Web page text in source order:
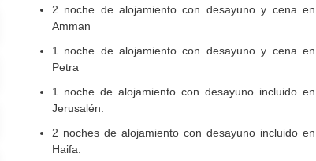
2 noche de alojamiento con desayuno y cena en
Amman
1 noche de alojamiento con desayuno y cena en
Petra
1 noche de alojamiento con desayuno incluido en
Jerusalén.
2 noches de alojamiento con desayuno incluido en
Haifa.